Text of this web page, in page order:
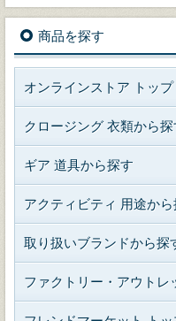
商品を探す
オンラインストア トップ
クロージング 衣類から探
ギア 道具から探す
アクティビティ 用途から
取り扱いブランドから探
ファクトリー・アウトレ